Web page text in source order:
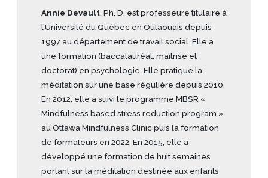
Annie Devault, Ph. D. est professeure titulaire à
l’Université du Québec en Outaouais depuis
1997 au département de travail social. Elle a
une formation (baccalauréat, maîtrise et
doctorat) en psychologie. Elle pratique la
méditation sur une base régulière depuis 2010.
En 2012, elle a suivi le programme MBSR «
Mindfulness based stress reduction program »
au Ottawa Mindfulness Clinic puis la formation
de formateurs en 2022. En 2015, elle a
développé une formation de huit semaines
portant sur la méditation destinée aux enfants